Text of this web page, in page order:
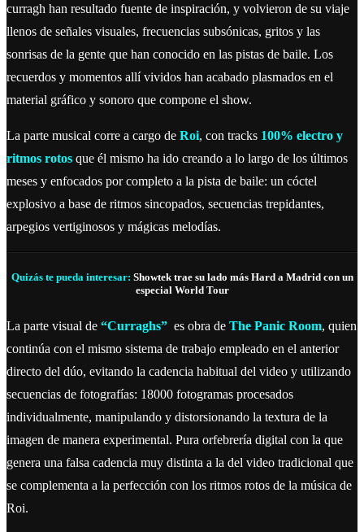
curragh han resultado fuente de inspiración, y volvieron de su viaje
llenos de señales visuales, frecuencias subsónicas, gritos y las
sonrisas de la gente que han conocido en las pistas de baile. Los
recuerdos y momentos allí vividos han acabado plasmados en el
material gráfico y sonoro que compone el show.
La parte musical corre a cargo de Roi, con tracks 100% electro y
ritmos rotos que él mismo ha ido creando a lo largo de los últimos
meses y enfocados por completo a la pista de baile: un cóctel
explosivo a base de ritmos sincopados, secuencias trepidantes,
arpegios vertiginosos y mágicas melodías.
Quizás te pueda interesar: Showtek trae su lado más Hard a Madrid con un
especial World Tour
La parte visual de “Curraghs” es obra de The Panic Room, quien
continúa con el mismo sistema de trabajo empleado en el anterior
directo del dúo, evitando la cadencia habitual del video y utilizando
secuencias de fotografías: 18000 fotogramas procesados
individualmente, manipulando y distorsionando la textura de la
imagen de manera experimental. Pura orfebrería digital con la que
genera una falsa cadencia muy distinta a la del video tradicional que
se complementa a la perfección con los ritmos rotos de la música de
Roi.